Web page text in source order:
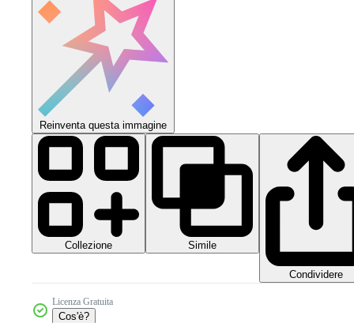
Reinventa questa immagine
Collezione Simile
Condividere
Licenza Gratuita
Cos'è?